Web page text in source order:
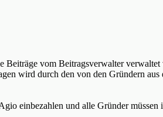
vom Beitragsverwalter
wird durch den von den Gründern
einbezahlen und alle Gründer müssen